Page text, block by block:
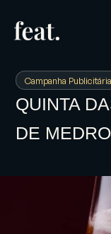
Campanha Publicitária
QUINTA
DE